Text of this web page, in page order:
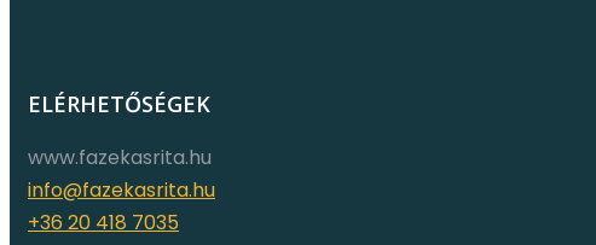
ELÉRHETŐSÉGEK
www.fazekasrita.hu
info@fazekasrita.hu
+36 20 418 7035